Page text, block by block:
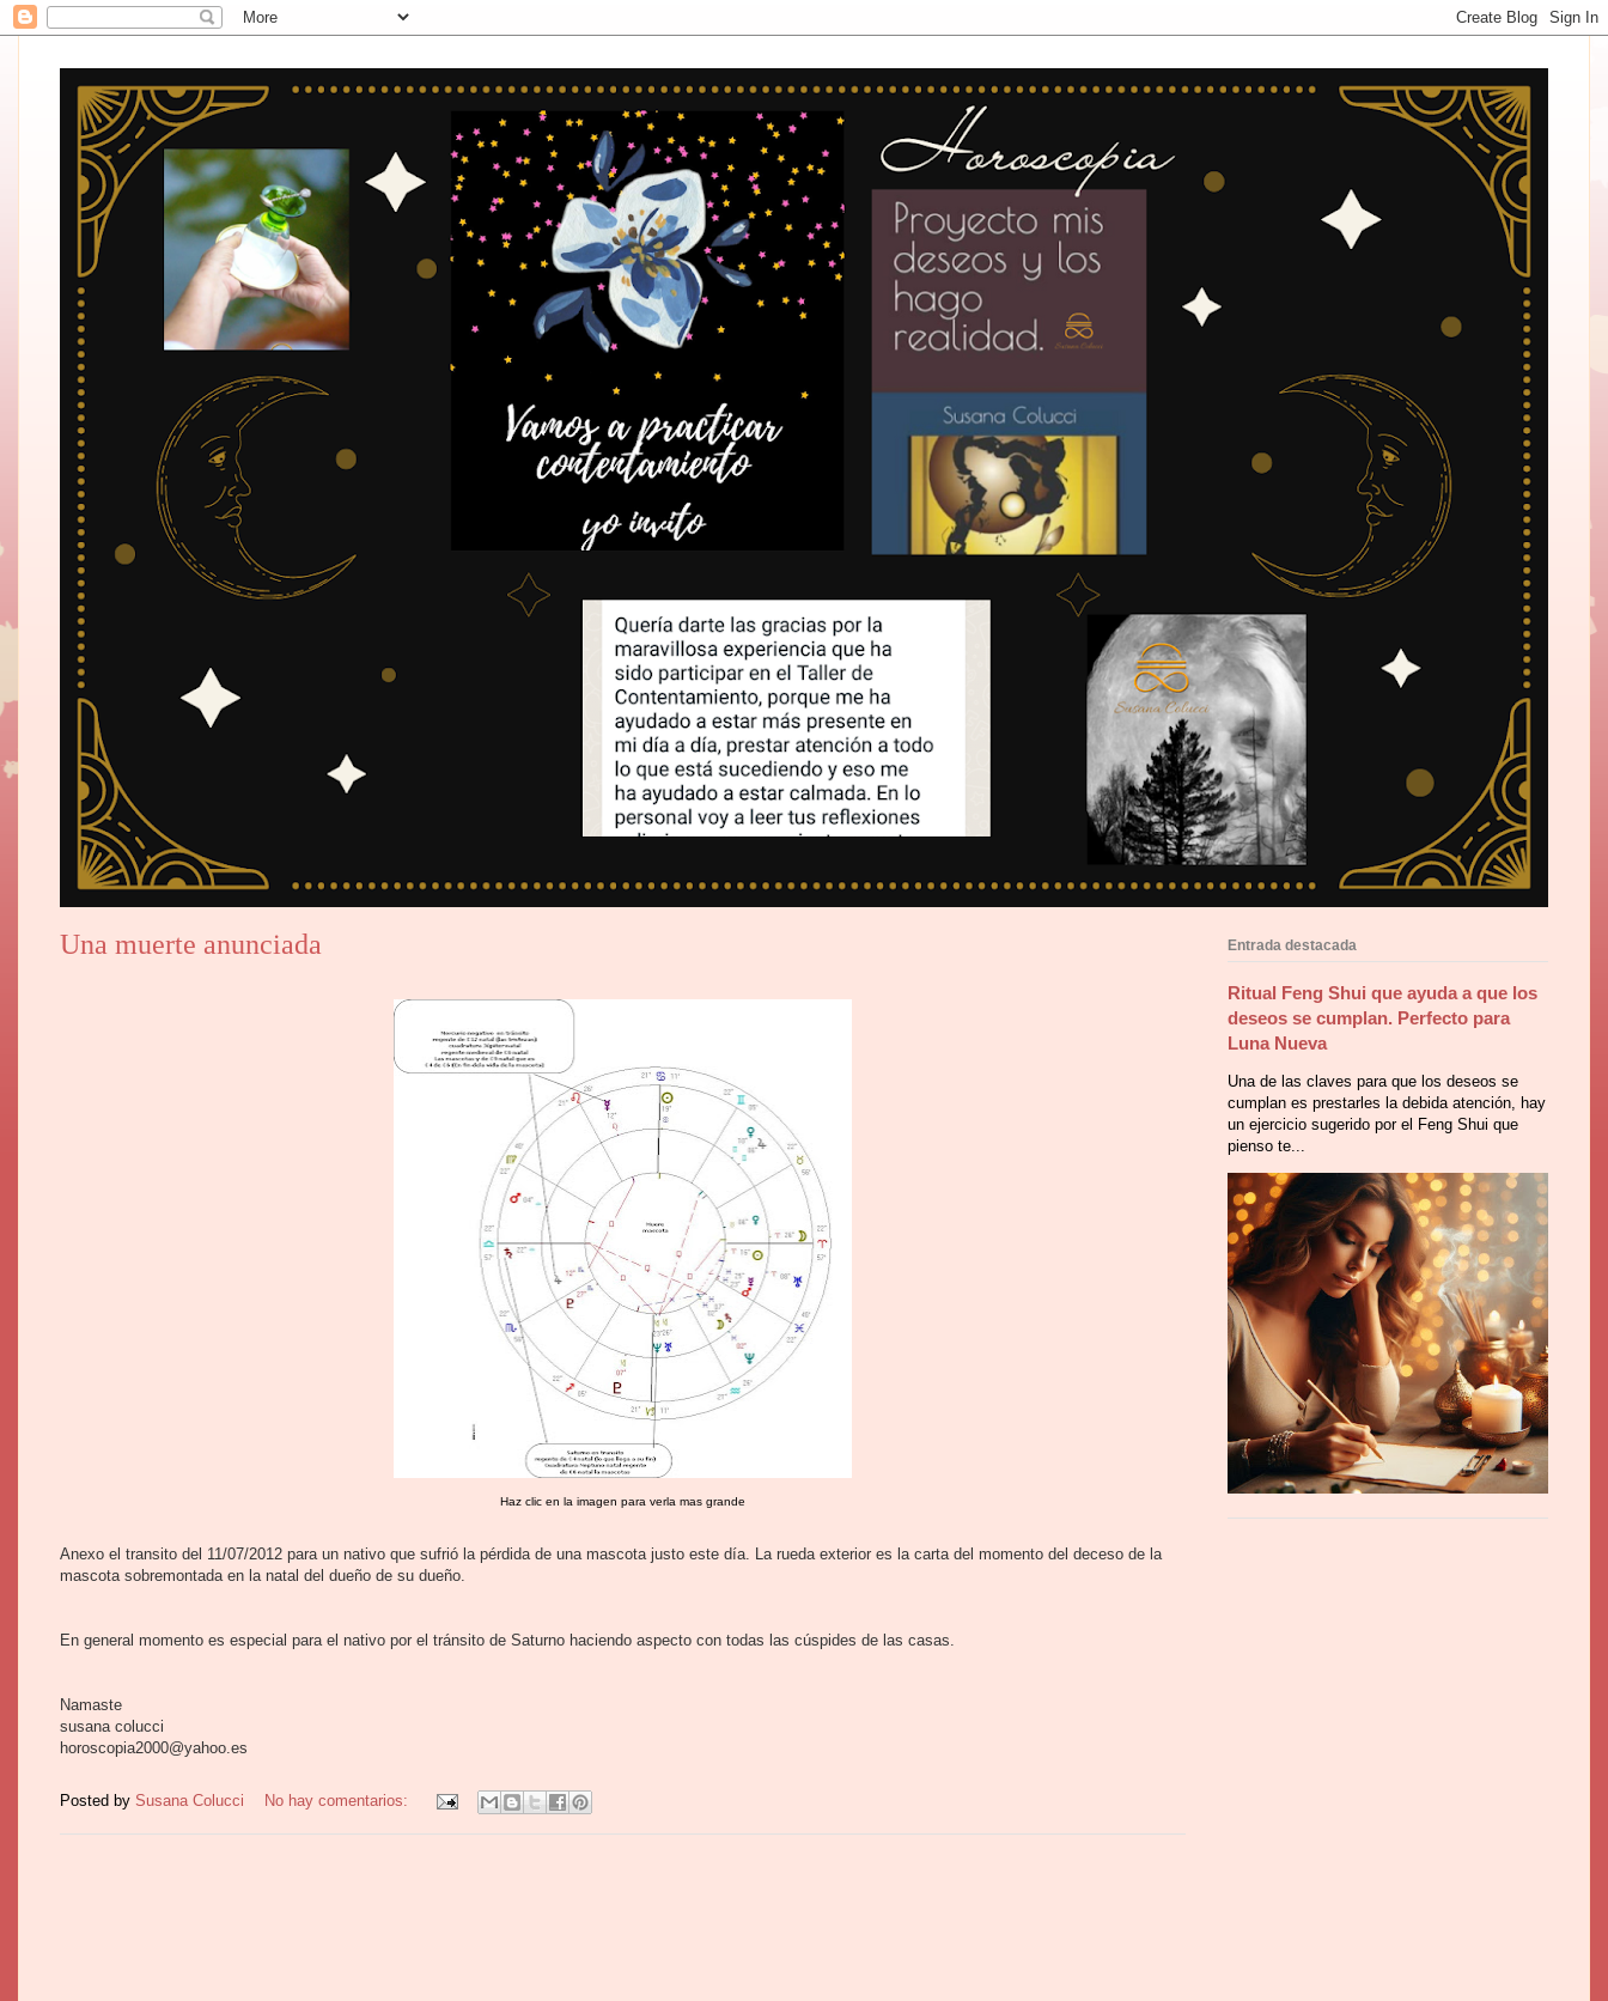
Una muerte anunciada
Haz clic en la imagen para verla mas grande
Anexo el transito del 11/07/2012 para un nativo que sufrió la pérdida de una mascota justo este día. La rueda exterior es la carta del momento del deceso de la
mascota sobremontada en la natal del dueño de su dueño.
En general momento es especial para el nativo por el tránsito de Saturno haciendo aspecto con todas las cúspides de las casas.
Namaste
susana colucci
horoscopia2000@yahoo.es
Posted by Susana Colucci No hay comentarios:
Entrada destacada
Ritual Feng Shui que ayuda a que los
deseos se cumplan. Perfecto para
Luna Nueva
Una de las claves para que los deseos se
cumplan es prestarles la debida atención, hay
un ejercicio sugerido por el Feng Shui que
pienso te...